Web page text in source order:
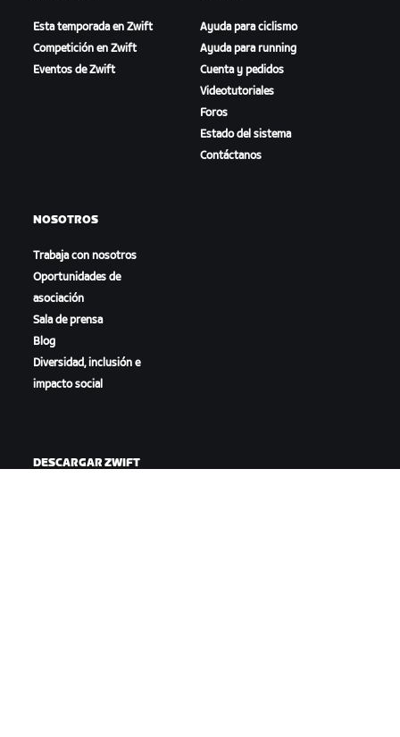
Esta temporada en Zwift
Competición en Zwift
Eventos de Zwift
Ayuda para ciclismo
Ayuda para running
Cuenta y pedidos
Videotutoriales
Foros
Estado del sistema
Contáctanos
NOSOTROS
Trabaja con nosotros
Oportunidades de
asociación
Sala de prensa
Blog
Diversidad, inclusión e
impacto social
DESCARGAR ZWIFT